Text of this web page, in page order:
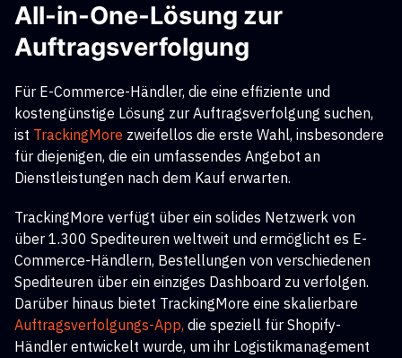
All-in-One-Lösung zur
Auftragsverfolgung
Für E-Commerce-Händler, die eine effiziente und
kostengünstige Lösung zur Auftragsverfolgung suchen,
ist TrackingMore zweifellos die erste Wahl, insbesondere
für diejenigen, die ein umfassendes Angebot an
Dienstleistungen nach dem Kauf erwarten.
TrackingMore verfügt über ein solides Netzwerk von
über 1.300 Spediteuren weltweit und ermöglicht es E-
Commerce-Händlern, Bestellungen von verschiedenen
Spediteuren über ein einziges Dashboard zu verfolgen.
Darüber hinaus bietet TrackingMore eine skalierbare
Auftragsverfolgungs-App, die speziell für Shopify-
Händler entwickelt wurde, um ihr Logistikmanagement